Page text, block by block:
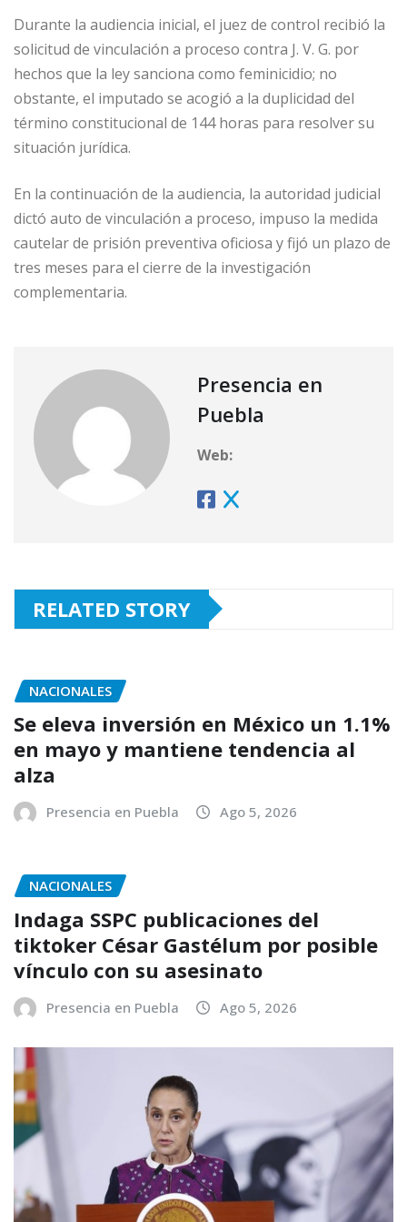
Durante la audiencia inicial, el juez de control recibió la
solicitud de vinculación a proceso contra J. V. G. por
hechos que la ley sanciona como feminicidio; no
obstante, el imputado se acogió a la duplicidad del
término constitucional de 144 horas para resolver su
situación jurídica.
En la continuación de la audiencia, la autoridad judicial
dictó auto de vinculación a proceso, impuso la medida
cautelar de prisión preventiva oficiosa y fijó un plazo de
tres meses para el cierre de la investigación
complementaria.
Presencia en
Puebla
Web:
RELATED STORY
NACIONALES
Se eleva inversión en México un 1.1%
en mayo y mantiene tendencia al
alza
Presencia en Puebla Ago 5, 2026
NACIONALES
Indaga SSPC publicaciones del
tiktoker César Gastélum por posible
vínculo con su asesinato
Presencia en Puebla Ago 5, 2026